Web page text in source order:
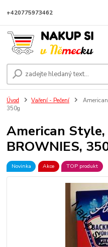
+420775973462
Úvod Vaření - Pečení
350g
American Style,
BROWNIES,
Novinka Akce TOP produkt